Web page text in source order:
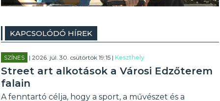
KAPCSOLÓDÓ HÍREK
SZÍNES | 2026. júl. 30. csütörtök 19:15 |Keszthely
Street art alkotások a Városi Edzőterem
falain
A fenntartó célja, hogy a sport, a művészet és a